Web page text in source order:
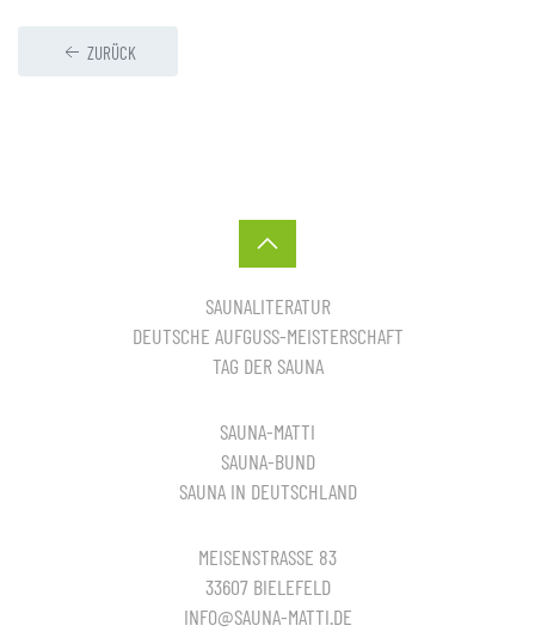
ZURÜCK
SAUNALITERATUR
DEUTSCHE AUFGUSS-MEISTERSCHAFT
TAG DER SAUNA
SAUNA-MATTI
SAUNA-BUND
SAUNA IN DEUTSCHLAND
MEISENSTRASSE 83
33607 BIELEFELD
INFO@SAUNA-MATTI.DE